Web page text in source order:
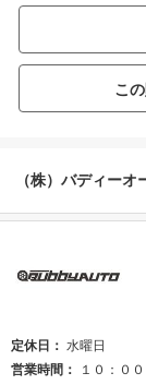
こ
（株）バディーオ
定休日
水曜日
営業時間
１０：０